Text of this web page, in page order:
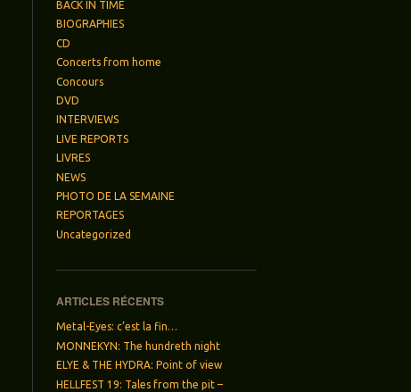
BACK IN TIME
BIOGRAPHIES
CD
Concerts from home
Concours
DVD
INTERVIEWS
LIVE REPORTS
LIVRES
NEWS
PHOTO DE LA SEMAINE
REPORTAGES
Uncategorized
ARTICLES RÉCENTS
Metal-Eyes: c’est la fin…
MONNEKYN: The hundreth night
ELYE & THE HYDRA: Point of view
HELLFEST 19: Tales from the pit –